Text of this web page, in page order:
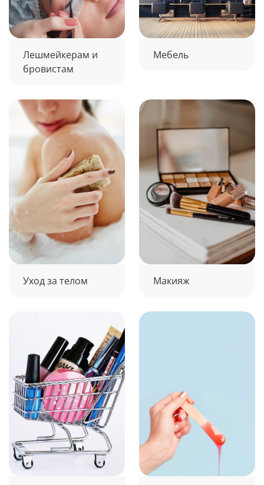
Лешмейкерам и
бровистам
Мебель
Уход за телом Макияж